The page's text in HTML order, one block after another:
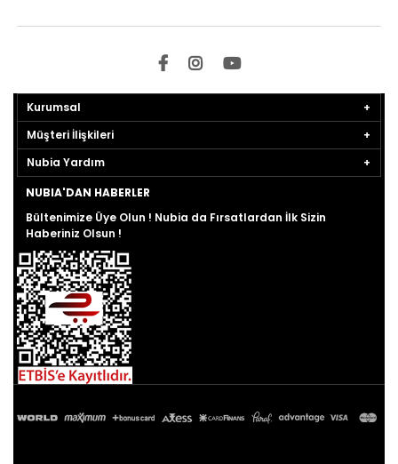
Kurumsal
Müşteri İlişkileri
Nubia Yardım
NUBIA'DAN HABERLER
Bültenimize Üye Olun ! Nubia da Fırsatlardan İlk Sizin
Haberiniz Olsun !